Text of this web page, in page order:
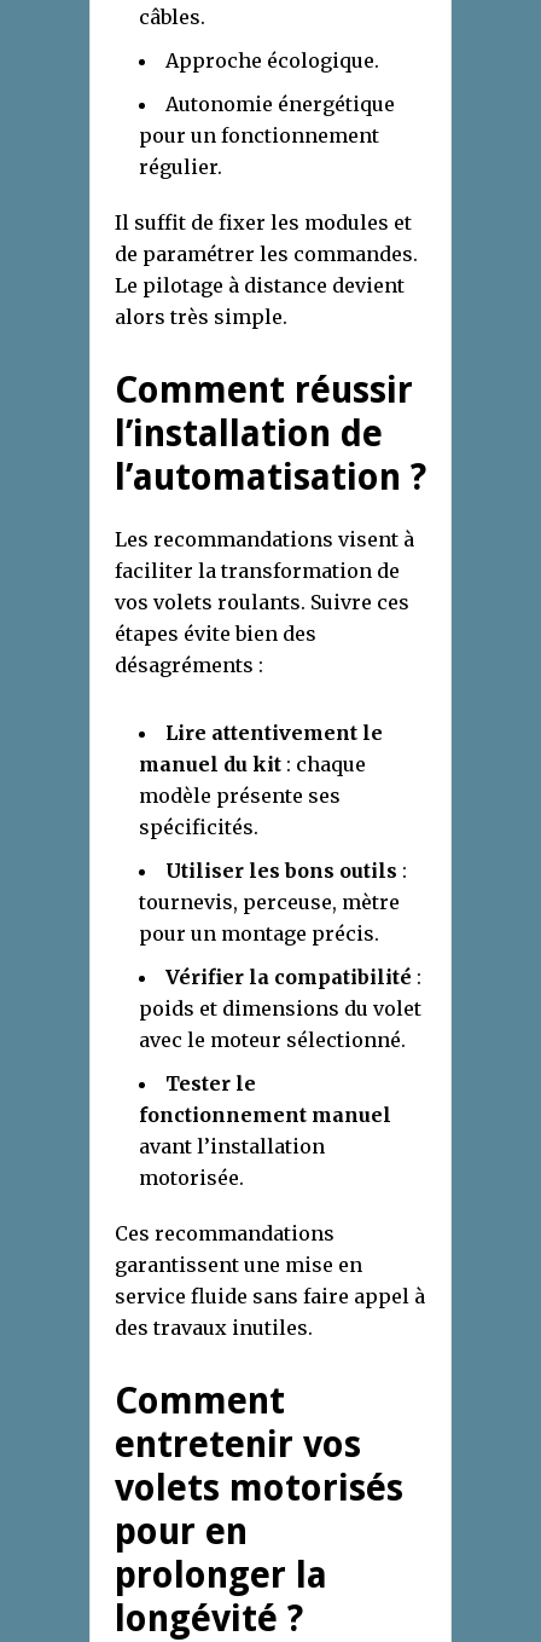
câbles.
Approche écologique.
Autonomie énergétique
pour un fonctionnement
régulier.
Il suffit de fixer les modules et
de paramétrer les commandes.
Le pilotage à distance devient
alors très simple.
Comment réussir
l’installation de
l’automatisation ?
Les recommandations visent à
faciliter la transformation de
vos volets roulants. Suivre ces
étapes évite bien des
désagréments :
Lire attentivement le
manuel du kit : chaque
modèle présente ses
spécificités.
Utiliser les bons outils :
tournevis, perceuse, mètre
pour un montage précis.
Vérifier la compatibilité :
poids et dimensions du volet
avec le moteur sélectionné.
Tester le
fonctionnement manuel
avant l’installation
motorisée.
Ces recommandations
garantissent une mise en
service fluide sans faire appel à
des travaux inutiles.
Comment
entretenir vos
volets motorisés
pour en
prolonger la
longévité ?